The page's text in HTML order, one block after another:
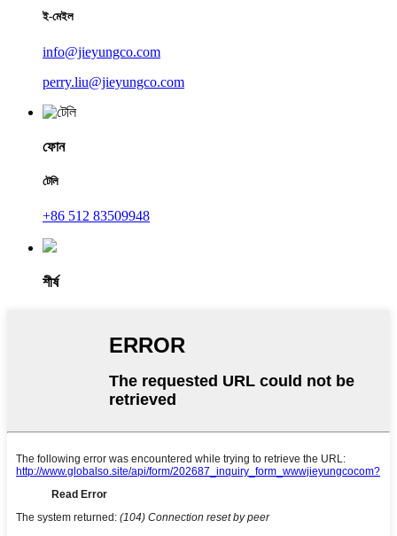
ই-মেইল
info@jieyungco.com
perry.liu@jieyungco.com
ফোন
টেলি
+86 512 83509948
শীর্ষ